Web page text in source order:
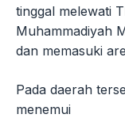
tinggal melewati
Muhammadiyah
dan memasuki
Pada daerah
menemui